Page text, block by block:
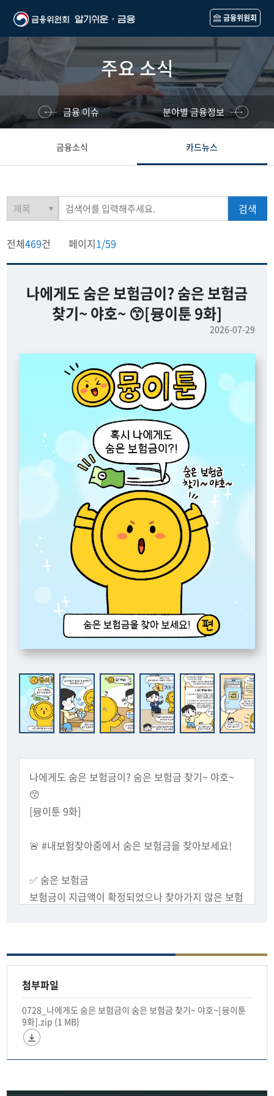
금융위원회
주요 소식
금융 이슈 분야별 금융정보
금융소식 카드뉴스
검색
전체469건 페이지1/59
나에게도 숨은 보험금이? 숨은 보험금
찾기~ 야호~ 😙[뮹이툰 9화]
2026-07-29
나에게도 숨은 보험금이? 숨은 보험금 찾기~ 야호~
😙
[뮹이툰 9화]
🚨 #내보험찾아줌에서 숨은 보험금을 찾아보세요!
✅ 숨은 보험금
보험금이 지급액이 확정되었으나 찾아가지 않은 보험
(cont.insure.or.kr 혹은 cont.knia.or.kr)
가입한 보험계약 내용 조회→
숨은 보험금 조회·청구→
피상속인의 보험계약 내역 확인 등(상속인 금융거래
조회 서비스 먼저 신청해야
첨부파일
0728_나에게도 숨은 보험금이 숨은 보험금 찾기~ 야호~[뮹이툰
9화].zip (1 MB)